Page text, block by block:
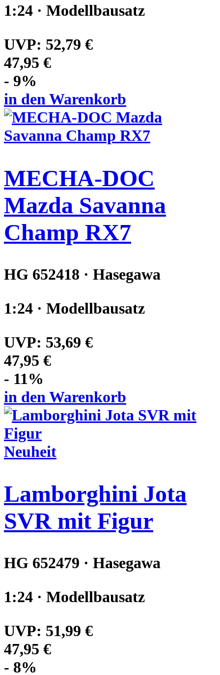
1:24 · Modellbausatz
UVP: 52,79 €
47,95 €
- 9%
in den Warenkorb
MECHA-DOC
Mazda Savanna
Champ RX7
HG 652418 · Hasegawa
1:24 · Modellbausatz
UVP: 53,69 €
47,95 €
- 11%
in den Warenkorb
Neuheit
Lamborghini Jota
SVR mit Figur
HG 652479 · Hasegawa
1:24 · Modellbausatz
UVP: 51,99 €
47,95 €
- 8%